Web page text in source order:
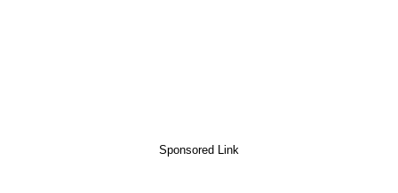
Sponsored Link